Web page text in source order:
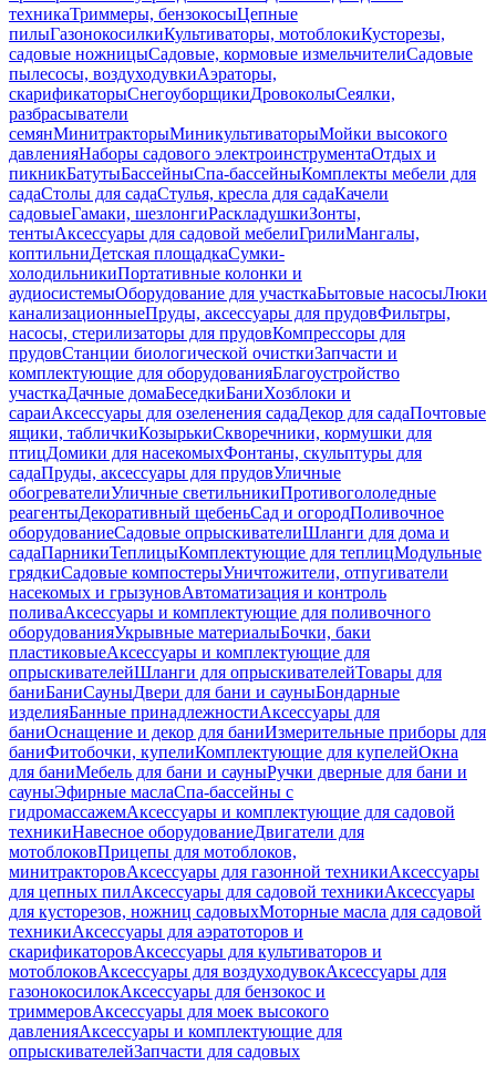
техникаТриммеры, бензокосыЦепные
пилыГазонокосилкиКультиваторы, мотоблокиКусторезы,
садовые ножницыСадовые, кормовые измельчителиСадовые
пылесосы, воздуходувкиАэраторы,
скарификаторыСнегоуборщикиДровоколыСеялки,
разбрасыватели
семянМинитракторыМиникультиваторыМойки высокого
давленияНаборы садового электроинструментаОтдых и
пикникБатутыБассейныСпа-бассейныКомплекты мебели для
садаСтолы для садаСтулья, кресла для садаКачели
садовыеГамаки, шезлонгиРаскладушкиЗонты,
тентыАксессуары для садовой мебелиГрилиМангалы,
коптильниДетская площадкаСумки-
холодильникиПортативные колонки и
аудиосистемыОборудование для участкаБытовые насосыЛюки
канализационныеПруды, аксессуары для прудовФильтры,
насосы, стерилизаторы для прудовКомпрессоры для
прудовСтанции биологической очисткиЗапчасти и
комплектующие для оборудованияБлагоустройство
участкаДачные домаБеседкиБаниХозблоки и
сараиАксессуары для озеленения садаДекор для садаПочтовые
ящики, табличкиКозырькиСкворечники, кормушки для
птицДомики для насекомыхФонтаны, скульптуры для
садаПруды, аксессуары для прудовУличные
обогревателиУличные светильникиПротивогололедные
реагентыДекоративный щебеньСад и огородПоливочное
оборудованиеСадовые опрыскивателиШланги для дома и
садаПарникиТеплицыКомплектующие для теплицМодульные
грядкиСадовые компостерыУничтожители, отпугиватели
насекомых и грызуновАвтоматизация и контроль
поливаАксессуары и комплектующие для поливочного
оборудованияУкрывные материалыБочки, баки
пластиковыеАксессуары и комплектующие для
опрыскивателейШланги для опрыскивателейТовары для
баниБаниСауныДвери для бани и сауныБондарные
изделияБанные принадлежностиАксессуары для
баниОснащение и декор для баниИзмерительные приборы для
баниФитобочки, купелиКомплектующие для купелейОкна
для баниМебель для бани и сауныРучки дверные для бани и
сауныЭфирные маслаСпа-бассейны с
гидромассажемАксессуары и комплектующие для садовой
техникиНавесное оборудованиеДвигатели для
мотоблоковПрицепы для мотоблоков,
минитракторовАксессуары для газонной техникиАксессуары
для цепных пилАксессуары для садовой техникиАксессуары
для кусторезов, ножниц садовыхМоторные масла для садовой
техникиАксессуары для аэратоторов и
скарификаторовАксессуары для культиваторов и
мотоблоковАксессуары для воздуходувокАксессуары для
газонокосилокАксессуары для бензокос и
триммеровАксессуары для моек высокого
давленияАксессуары и комплектующие для
опрыскивателейЗапчасти для садовых